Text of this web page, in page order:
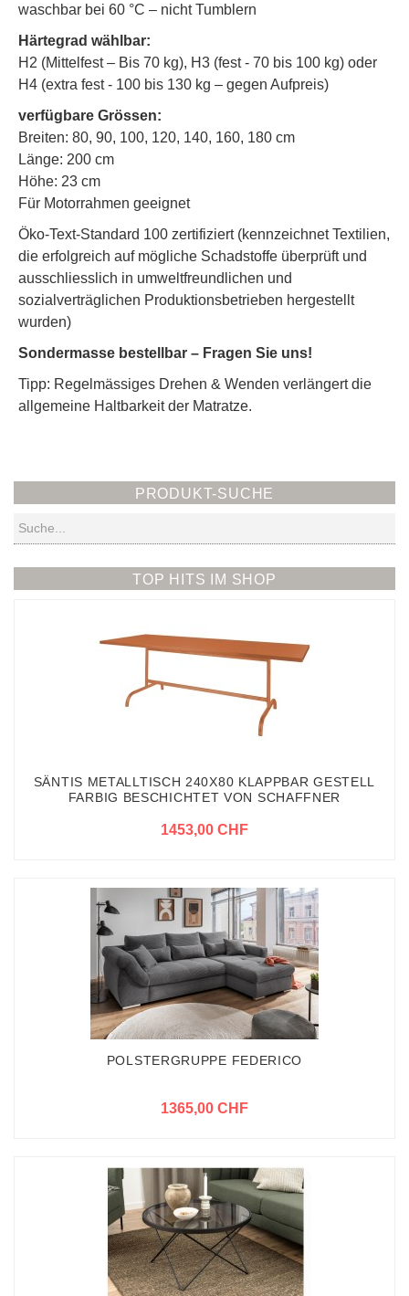
waschbar bei 60 °C – nicht Tumblern
Härtegrad wählbar:
H2 (Mittelfest – Bis 70 kg), H3 (fest - 70 bis 100 kg) oder
H4 (extra fest - 100 bis 130 kg – gegen Aufpreis)
verfügbare Grössen:
Breiten: 80, 90, 100, 120, 140, 160, 180 cm
Länge: 200 cm
Höhe: 23 cm
Für Motorrahmen geeignet
Öko-Text-Standard 100 zertifiziert (kennzeichnet Textilien,
die erfolgreich auf mögliche Schadstoffe überprüft und
ausschliesslich in umweltfreundlichen und
sozialverträglichen Produktionsbetrieben hergestellt
wurden)
Sondermasse bestellbar – Fragen Sie uns!
Tipp: Regelmässiges Drehen & Wenden verlängert die
allgemeine Haltbarkeit der Matratze.
PRODUKT-SUCHE
Suchen
TOP HITS IM SHOP
SÄNTIS METALLTISCH 240X80 KLAPPBAR GESTELL
FARBIG BESCHICHTET VON SCHAFFNER
1453,00 CHF
POLSTERGRUPPE FEDERICO
1365,00 CHF